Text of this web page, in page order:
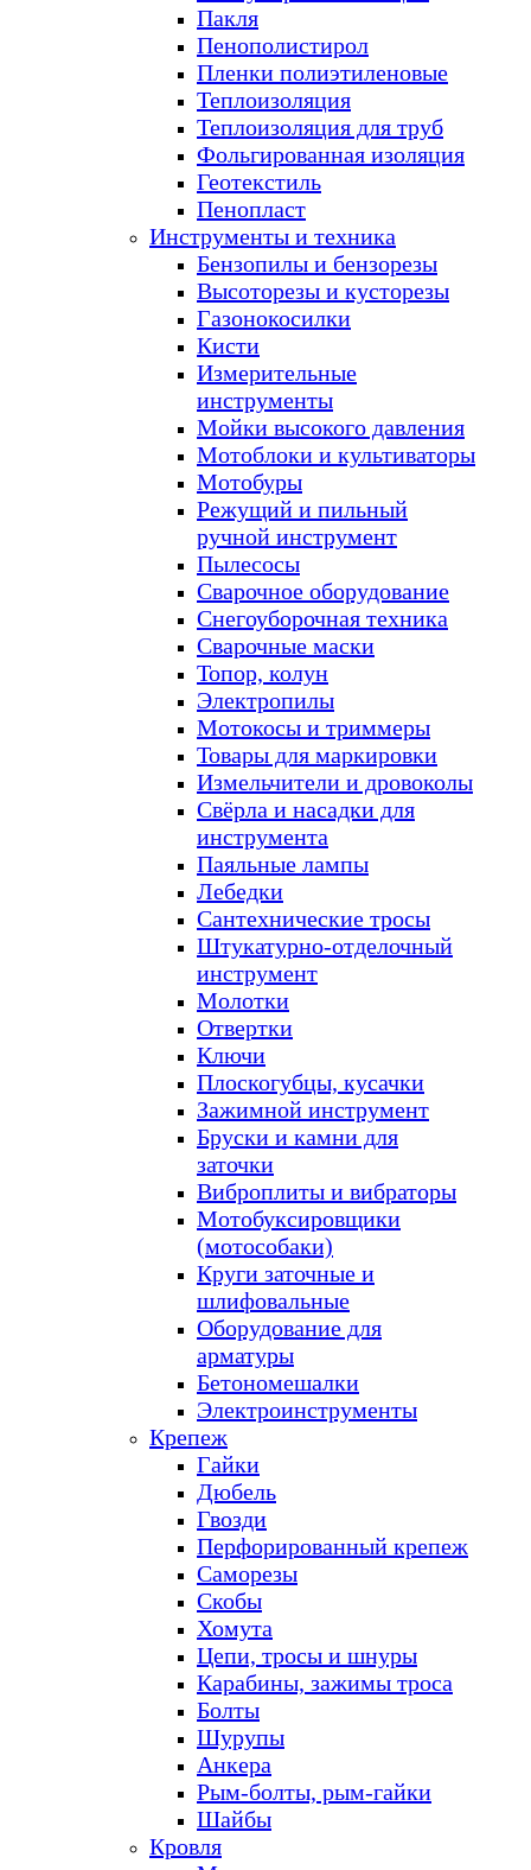
Пакля
Пенополистирол
Пленки полиэтиленовые
Теплоизоляция
Теплоизоляция для труб
Фольгированная изоляция
Геотекстиль
Пенопласт
Инструменты и техника
Бензопилы и бензорезы
Высоторезы и кусторезы
Газонокосилки
Кисти
Измерительные
инструменты
Мойки высокого давления
Мотоблоки и культиваторы
Мотобуры
Режущий и пильный
ручной инструмент
Пылесосы
Сварочное оборудование
Снегоуборочная техника
Сварочные маски
Топор, колун
Электропилы
Мотокосы и триммеры
Товары для маркировки
Измельчители и дровоколы
Свёрла и насадки для
инструмента
Паяльные лампы
Лебедки
Сантехнические тросы
Штукатурно-отделочный
инструмент
Молотки
Отвертки
Ключи
Плоскогубцы, кусачки
Зажимной инструмент
Бруски и камни для
заточки
Виброплиты и вибраторы
Мотобуксировщики
(мотособаки)
Круги заточные и
шлифовальные
Оборудование для
арматуры
Бетономешалки
Электроинструменты
Крепеж
Гайки
Дюбель
Гвозди
Перфорированный крепеж
Саморезы
Скобы
Хомута
Цепи, тросы и шнуры
Карабины, зажимы троса
Болты
Шурупы
Анкера
Рым-болты, рым-гайки
Шайбы
Кровля